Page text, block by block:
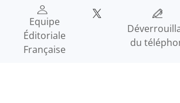
Equipe
Éditoriale
Française
du